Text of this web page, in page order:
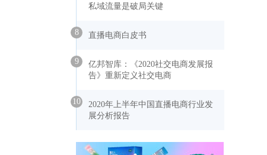
私域流量是破局关键
8 直播电商白皮书
9
亿邦智库：《2020社交电商发展报
告》重新定义社交电商
10
2020年上半年中国直播电商行业发
展分析报告